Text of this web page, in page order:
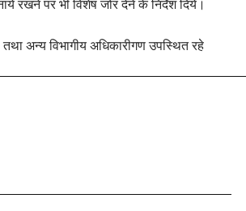
रखने पर भी विशेष जोर देने के निर्देश दिये।
अन्य विभागीय अधिकारीगण उपस्थित रहे